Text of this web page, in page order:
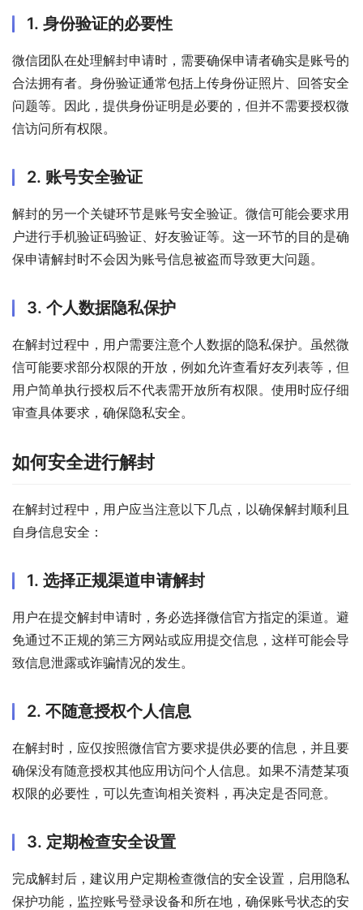
1. 身份验证的必要性
微信团队在处理解封申请时，需要确保申请者确实是账号的
合法拥有者。身份验证通常包括上传身份证照片、回答安全
问题等。因此，提供身份证明是必要的，但并不需要授权微
信访问所有权限。
2. 账号安全验证
解封的另一个关键环节是账号安全验证。微信可能会要求用
户进行手机验证码验证、好友验证等。这一环节的目的是确
保申请解封时不会因为账号信息被盗而导致更大问题。
3. 个人数据隐私保护
在解封过程中，用户需要注意个人数据的隐私保护。虽然微
信可能要求部分权限的开放，例如允许查看好友列表等，但
用户简单执行授权后不代表需开放所有权限。使用时应仔细
审查具体要求，确保隐私安全。
如何安全进行解封
在解封过程中，用户应当注意以下几点，以确保解封顺利且
自身信息安全：
1. 选择正规渠道申请解封
用户在提交解封申请时，务必选择微信官方指定的渠道。避
免通过不正规的第三方网站或应用提交信息，这样可能会导
致信息泄露或诈骗情况的发生。
2. 不随意授权个人信息
在解封时，应仅按照微信官方要求提供必要的信息，并且要
确保没有随意授权其他应用访问个人信息。如果不清楚某项
权限的必要性，可以先查询相关资料，再决定是否同意。
3. 定期检查安全设置
完成解封后，建议用户定期检查微信的安全设置，启用隐私
保护功能，监控账号登录设备和所在地，确保账号状态的安